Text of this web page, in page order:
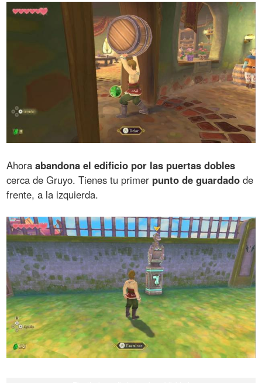
Ahoraabandona el edificio por las puertas dobles
cerca de Gruyo. Tienes tu primer punto de guardado de
frente, a la izquierda.